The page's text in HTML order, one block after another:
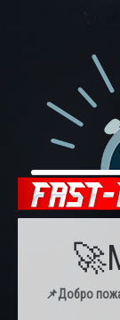
📌Добро